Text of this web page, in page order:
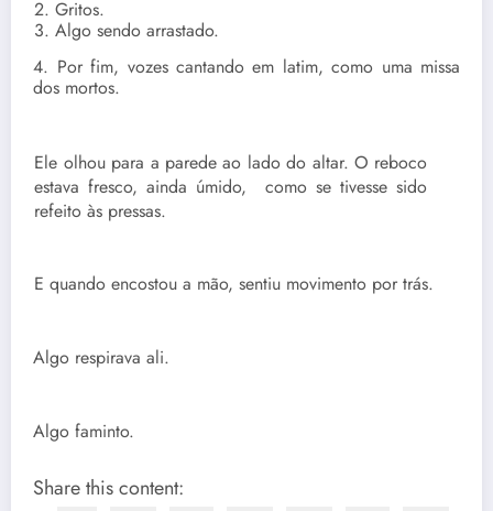
2. Gritos.
3. Algo sendo arrastado.
4. Por fim, vozes cantando em latim, como uma missa
dos mortos.
Ele olhou para a parede ao lado do altar. O reboco
estava fresco, ainda úmido, como se tivesse sido
refeito às pressas.
E quando encostou a mão, sentiu movimento por trás.
Algo respirava ali.
Algo faminto.
Share this content: